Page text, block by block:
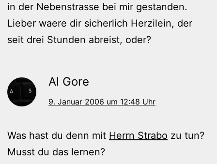
in der Nebenstrasse bei mir gestanden.
Lieber waere dir sicherlich Herzilein, der
seit drei Stunden abreist, oder?
Al Gore
9. Januar 2006 um 12:48 Uhr
Was hast du denn mit Herrn Strabo zu tun?
Musst du das lernen?